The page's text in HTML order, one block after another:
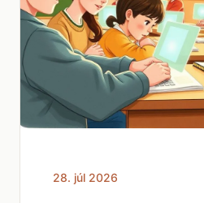
28. júl 2026